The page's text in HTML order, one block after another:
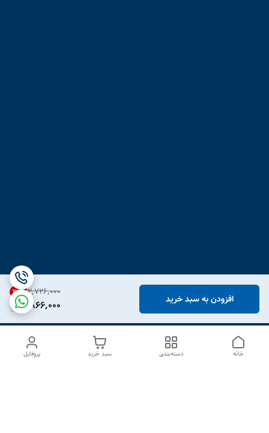
۲٬۷۲۶٬۰۰۰ 31%
1,866,000 افزودن به سبد خرید
پروفایل سبد خرید دسته‌بندی خانه